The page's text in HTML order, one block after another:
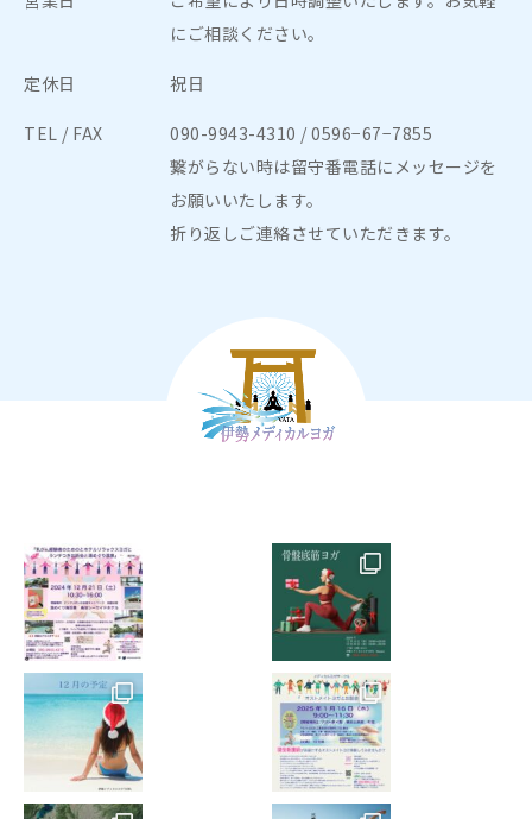
を中断することのないようお願いします。
票に事前にご記入いただきます。レッスン前にお身体の
具合を確認させていただきますので、15分ほど前にはお
8. 18歳未満（未成年）の方のご入会にあたっては保護者
の承諾書が必要となります。
10. レッスン中、少しでも体調の変化に気づいた場合
は、直ちにスタッフに申し出てレッスンを中止していた
症が発生した場合、死亡した場合、流産した場合につい
ても、自ら責任を負うことを承諾し、その原因のいかん
に関わらず、関係者に対する一切の責任を負いかねま
す。
12. 万一、レッスン中に負傷・疾病などが発生した場
合、医師および関係者が応急処置を施すことに承諾し、
その応急処置の結果に異議を唱えない様お願いします。
13. 私物の破損、紛失や盗難などに関しても自ら責任を
にご相談ください。
定休日 祝日
TEL / FAX 090-9943-4310 / 0596−67−7855
繋がらない時は留守番電話にメッセージを
お願いいたします。
折り返しご連絡させていただきます。